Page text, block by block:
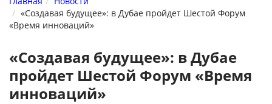
«Создавая будущее»: в Дубае пройдет Шестой Форум
«Время инноваций»
«Создавая будущее»: в Дубае
пройдет Шестой Форум «Время
инноваций»